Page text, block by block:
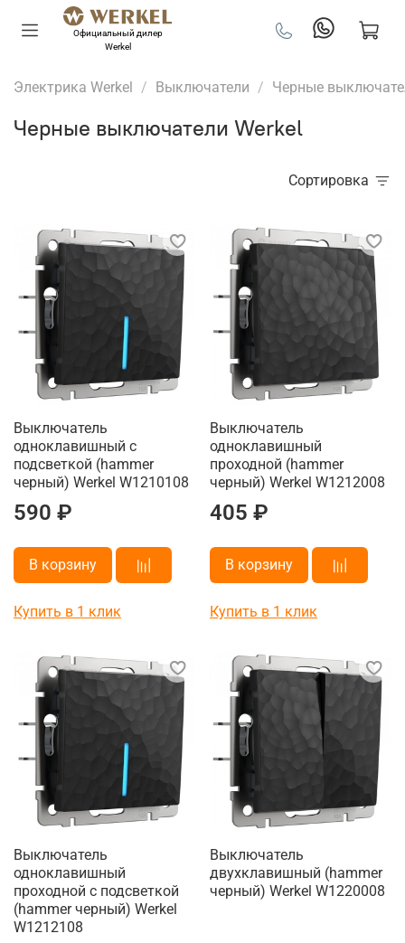
Официальный дилер
Werkel
Электрика Werkel Выключатели Черные
Черные выключатели Werkel
Сортировка
Выключатель
одноклавишный с
подсветкой (hammer
черный) Werkel W1210108
590 ₽
В корзину
Купить в 1 клик
Выключатель
одноклавишный
проходной (hammer
черный) Werkel W1212008
405 ₽
В корзину
Купить в 1 клик
Выключатель
одноклавишный
проходной с подсветкой
(hammer черный) Werkel
W1212108
Выключатель
двухклавишный (hammer
черный) Werkel W1220008